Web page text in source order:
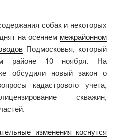
собак и некоторых
на осеннем межрайонном
Подмосковья, который
районе 10 ноября. На
обсудили новый закон о
кадастрового учета,
скважин,
изменения коснутся